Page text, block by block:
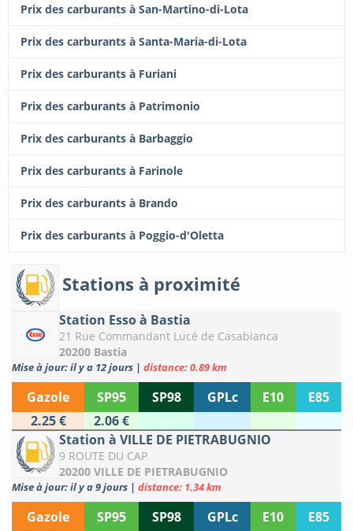
Prix des carburants à San-Martino-di-Lota
Prix des carburants à Santa-Maria-di-Lota
Prix des carburants à Furiani
Prix des carburants à Patrimonio
Prix des carburants à Barbaggio
Prix des carburants à Farinole
Prix des carburants à Brando
Prix des carburants à Poggio-d'Oletta
Stations à proximité
Station Esso à Bastia
21 Rue Commandant Lucé de Casabianca
20200 Bastia
Mise à jour: il y a 12 jours | distance: 0.89 km
Gazole SP95 SP98 GPLc E10
E85
2.25 €
2.06 €
Station à VILLE DE PIETRABUGNIO
9 ROUTE DU CAP
20200 VILLE DE PIETRABUGNIO
Mise à jour: il y a 9 jours | distance: 1.34 km
Gazole SP95 SP98 GPLc E10
E85